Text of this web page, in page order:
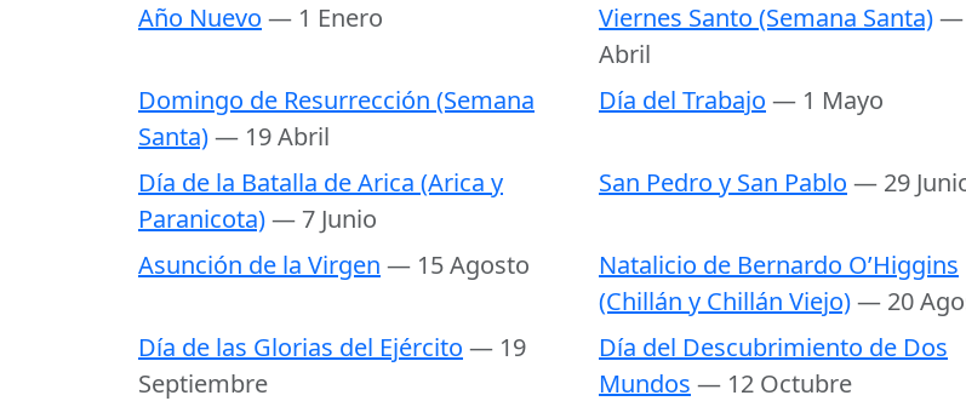
Año Nuevo — 1 Enero Viernes Santo (Semana Santa)—
Abril
Domingo de Resurrección (Semana
Santa)— 19 Abril
Día del Trabajo — 1 Mayo
Día de la Batalla de Arica (Arica y
Paranicota)— 7 Junio
San Pedro y San Pablo — 29
Asunción de la Virgen — 15 Agosto
Natalicio de Bernardo O’Higgins
(Chillán y Chillán Viejo)— 20
Día de las Glorias del Ejército — 19
Septiembre
Día del Descubrimiento de Dos
Mundos — 12 Octubre